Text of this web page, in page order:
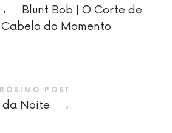
←
Blunt Bob | O Corte de
Cabelo do Momento
POST
da Noite →